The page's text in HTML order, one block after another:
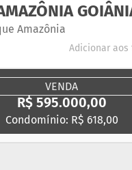
Amazônia
Adicionar aos
VENDA
R$ 595.000,00
Condomínio: R$ 618,00